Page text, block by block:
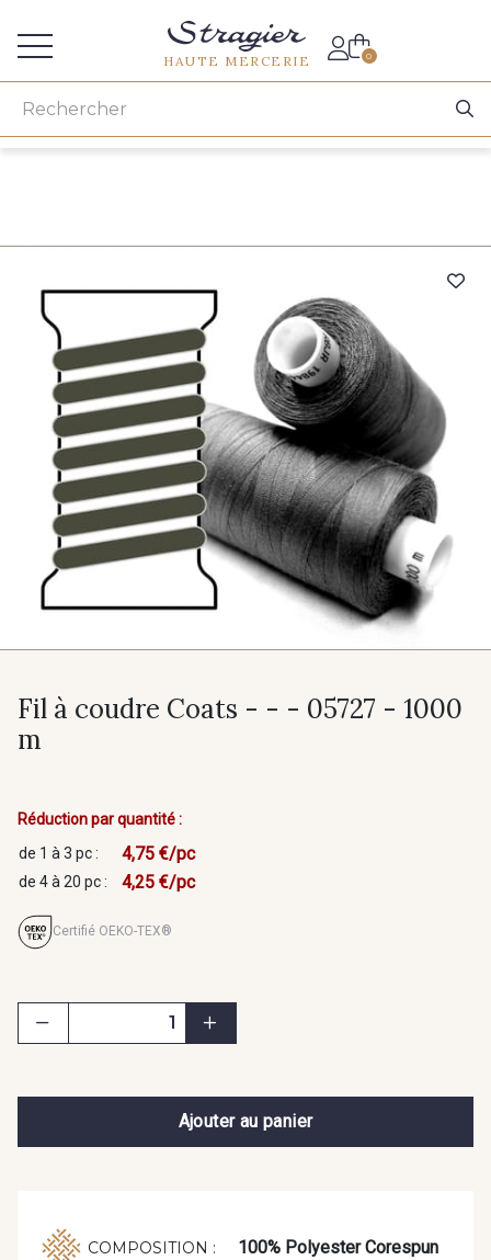
HAUTE MERCERIE 0
Fil à coudre Coats - - - 05727 - 1000
m
Réduction par quantité :
de 1 à 3 pc :
4,75 €/pc
de 4 à 20 pc : 4,25 €/pc
Certifié OEKO-TEX®
Ajouter au panier
COMPOSITION : 100% Polyester Corespun